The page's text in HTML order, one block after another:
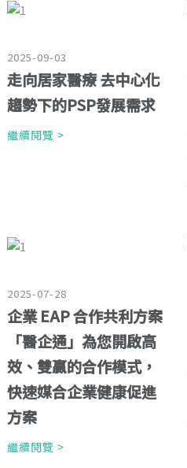
2025-09-03
走向居家醫療 去中心化
趨勢下的PSP發展需求
繼續閱覽 >
2025-07-28
企業 EAP 合作共利方案
「醫企通」為您開啟高
效、雙贏的合作模式，
快速媒合企業健康促進
方案
繼續閱覽 >